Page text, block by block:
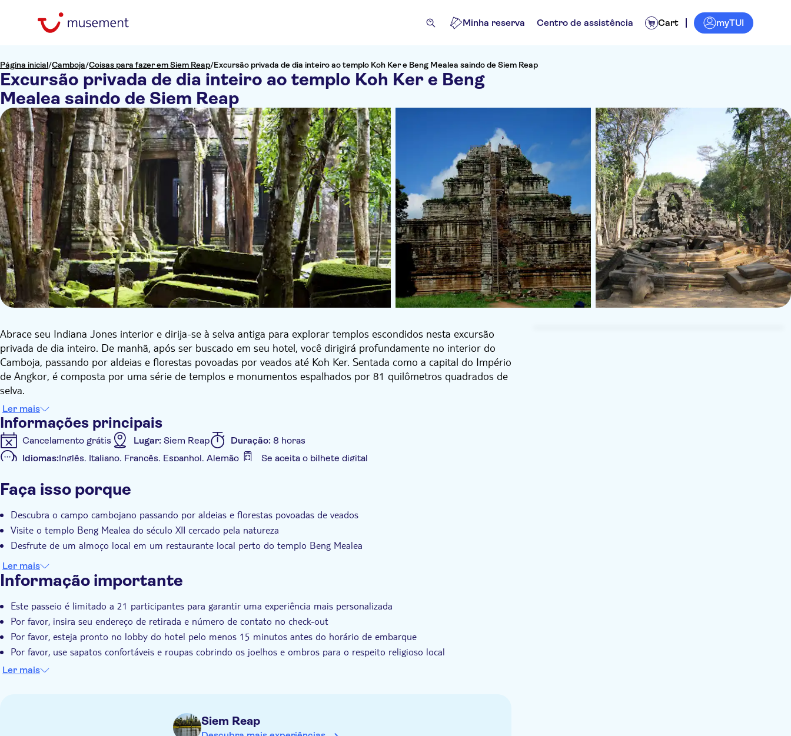
Minha reserva Centro de assistência Cart myTUI
Página inicial/Camboja/Coisas para fazer em Siem Reap/Excursão privada de dia inteiro ao templo Koh Ker e Beng Mealea saindo de Siem Reap
Excursão privada de dia inteiro ao templo Koh Ker e Beng
Mealea saindo de Siem Reap
Abrace seu Indiana Jones interior e dirija-se à selva antiga para explorar templos escondidos nesta excursão
privada de dia inteiro. De manhã, após ser buscado em seu hotel, você dirigirá profundamente no interior do
Camboja, passando por aldeias e florestas povoadas por veados até Koh Ker. Sentada como a capital do Império
de Angkor, é composta por uma série de templos e monumentos espalhados por 81 quilômetros quadrados de
selva.
Apenas alguns templos estão abertos aos visitantes, sendo Prasat Krahom e Prasat Thom os mais visitados.
Você continuará até o templo Beng Mealea. Engolido pela natureza, este templo do século XII foi construído sob
Suryavarman II e é cercado por um fosso de 1,2 km por 900 m. Construído com a mesma planta de Angkor
Wat, mas em menor escala, este templo quase esquecido vem sem nenhuma das multidões de Angkor. O local
se estende por mais de 1 km² e é amplamente invadido por vegetação.
terminará.
Ler mais
Informações principais
Cancelamento grátis Lugar: Siem Reap Duração: 8 horas
Idiomas:Inglês, Italiano, Francês, Espanhol, Alemão Se aceita o bilhete digital
Taxas de entrada incluídas
Voucher eletrônico
Pick up no hotel Transporte incluído CÓDIGO DE VESTUÁRIO
Faça isso porque
Descubra o campo cambojano passando por aldeias e florestas povoadas de veados
Visite o templo Beng Mealea do século XII cercado pela natureza
Desfrute de um almoço local em um restaurante local perto do templo Beng Mealea
Ler mais
Informação importante
Este passeio é limitado a 21 participantes para garantir uma experiência mais personalizada
Por favor, insira seu endereço de retirada e número de contato no check-out
Por favor, esteja pronto no lobby do hotel pelo menos 15 minutos antes do horário de embarque
Por favor, use sapatos confortáveis e roupas cobrindo os joelhos e ombros para o respeito religioso local
Este passeio não é adequado para participantes com dificuldade em caminhar
Ler mais
Siem Reap